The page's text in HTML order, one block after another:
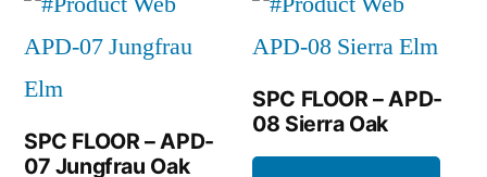
SPC FLOOR – APD-
07 Jungfrau Oak
SPC FLOOR – APD-
08 Sierra Oak